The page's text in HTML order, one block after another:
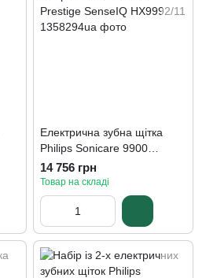
Електрична зубна щітка
Philips Sonicare 9900
Prestige SenseIQ HX9992/11
14 756 грн
Товар на складі